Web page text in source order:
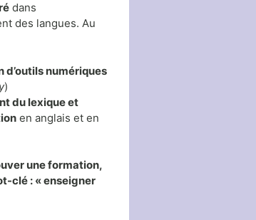
dans
des langues. Au
d’outils numériques
)
du lexique et
en anglais et en
une formation,
clé : « enseigner